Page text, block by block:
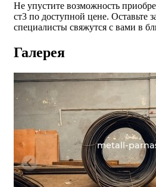
Не упустите возможность
ст3 по доступной цене. Оставьте
специалисты свяжутся с вами в
Галерея